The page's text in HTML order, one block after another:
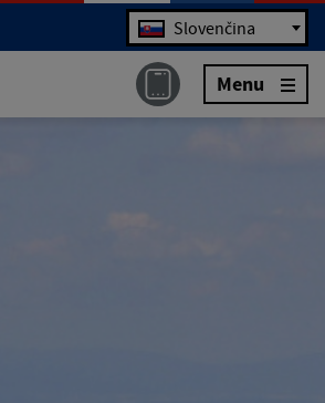
Jazyk Slovenčina
Menu